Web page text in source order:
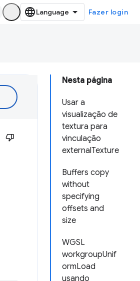
Fazer login
Nesta página
Usar a
visualização de
textura para
vinculação
externalTexture
Buffers copy
without
specifying
offsets and
size
WGSL
workgroupUnif
ormLoad
usando